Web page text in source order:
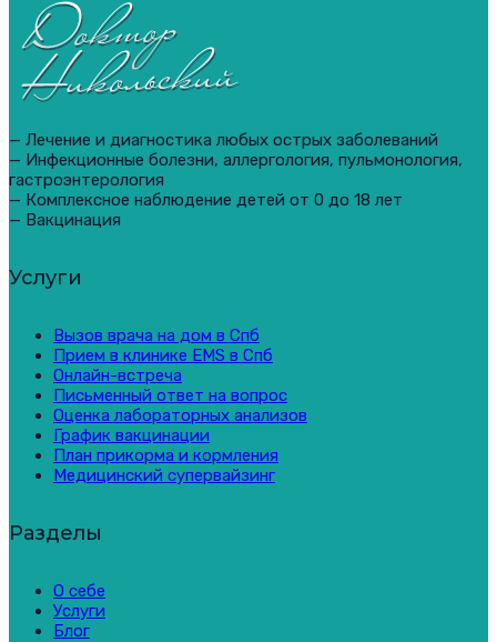
— Лечение и диагностика любых острых заболеваний
— Инфекционные болезни, аллергология, пульмонология,
гастроэнтерология
— Комплексное наблюдение детей от 0 до 18 лет
— Вакцинация
Услуги
Вызов врача на дом в Спб
Прием в клинике EMS в Спб
Онлайн-встреча
Письменный ответ на вопрос
Оценка лабораторных анализов
График вакцинации
План прикорма и кормления
Медицинский супервайзинг
Разделы
О себе
Услуги
Блог